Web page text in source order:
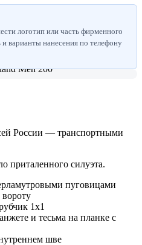
логотип или часть фирменного
варианты нанесения по телефону
России — транспортными
приталенного силуэта.
пуговицами
1х1
и тесьма на планке с
шве